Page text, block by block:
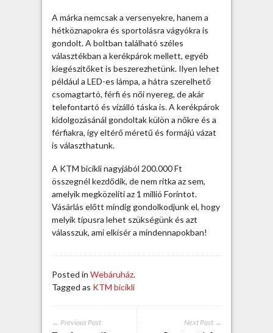
n
l
e
g
e
s
t
ö
r
t
e
t
e
b
e
j
g
s
A márka nemcsak a versenyekre, hanem a
hétköznapokra és sportolásra vágyókra is
gondolt. A boltban található széles
választékban a kerékpárok mellett, egyéb
kiegészítőket is beszerezhetünk. Ilyen lehet
például a LED-es lámpa, a hátra szerelhető
csomagtartó, férfi és női nyereg, de akár
telefontartó és vízálló táska is. A kerékpárok
kidolgozásánál gondoltak külön a nőkre és a
férfiakra, így eltérő méretű és formájú vázat
is választhatunk.
A KTM bicikli nagyjából 200.000 Ft
összegnél kezdődik, de nem ritka az sem,
amelyik megközelíti az 1 millió Forintot.
Vásárlás előtt mindig gondolkodjunk el, hogy
melyik típusra lehet szükségünk és azt
válasszuk, ami elkísér a mindennapokban!
Posted in Webáruház.
Tagged as KTM bicikli
Next Post →
← Previous Post